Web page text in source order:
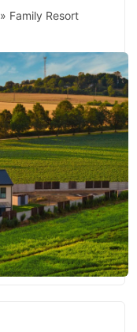
» Family Resort